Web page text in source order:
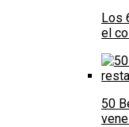
Los
el
50